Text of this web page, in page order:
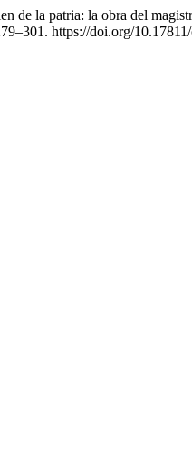
de la patria: la obra del
https://doi.org/